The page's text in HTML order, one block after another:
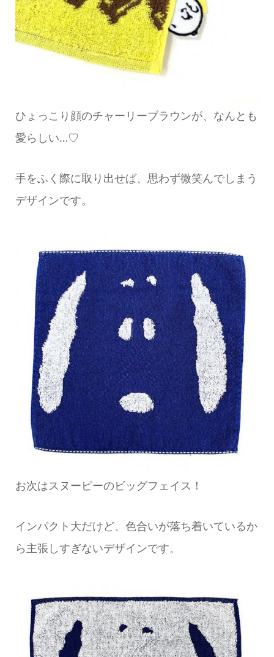
ひょっこり顔のチャーリーブラウンが、なんとも
愛らしい…♡
手をふく際に取り出せば、思わず微笑んでしまう
デザインです。
お次はスヌーピーのビッグフェイス！
インパクト大だけど、色合いが落ち着いているか
ら主張しすぎないデザインです。